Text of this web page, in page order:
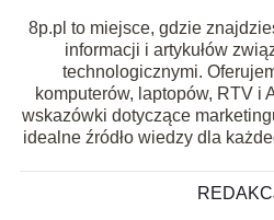
8p.pl to miejsce, gdzie
informacji i artykułów
technologicznymi.
komputerów, laptopów, RTV i
wskazówki dotyczące
idealne źródło wiedzy dla